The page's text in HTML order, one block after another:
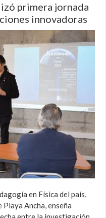
primera jornada
innovadoras
en Física del país,
Ancha, enseña